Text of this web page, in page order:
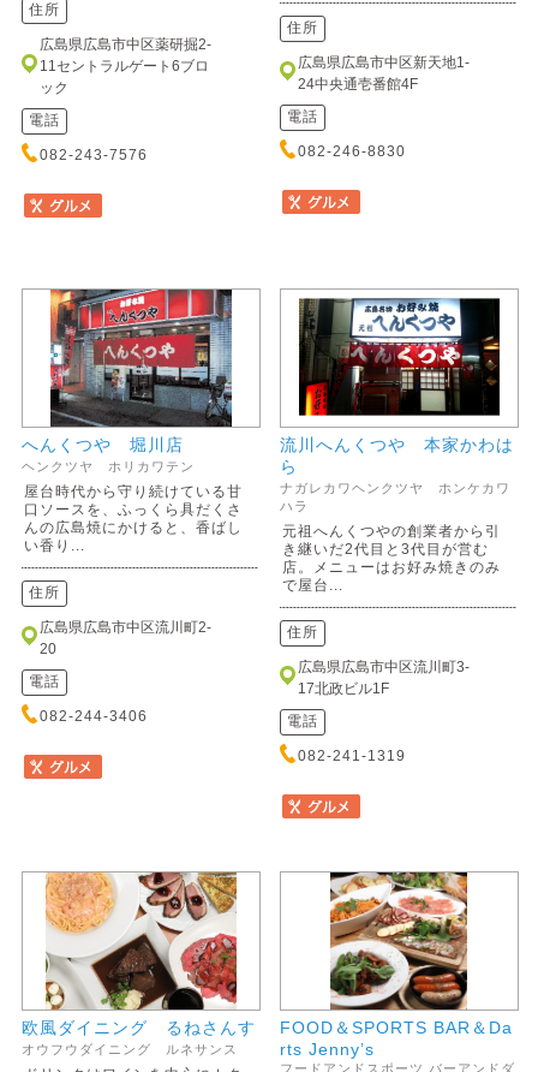
住所
広島県広島市中区薬研掘2-
11セントラルゲート6ブロ
ック
電話
082-243-7576
住所
広島県広島市中区新天地1-
24中央通壱番館4F
電話
082-246-8830
へんくつや 堀川店
ヘンクツヤ ホリカワテン
屋台時代から守り続けている甘
口ソースを、ふっくら具だくさ
んの広島焼にかけると、香ばし
い香り...
住所
広島県広島市中区流川町2-
20
電話
082-244-3406
流川へんくつや 本家かわは
ら
ナガレカワヘンクツヤ ホンケカワ
ハラ
元祖へんくつやの創業者から引
き継いだ2代目と3代目が営む
店。メニューはお好み焼きのみ
で屋台...
住所
広島県広島市中区流川町3-
17北政ビル1F
電話
082-241-1319
欧風ダイニング るねさんす
オウフウダイニング ルネサンス
FOOD＆SPORTS BAR＆Da
rts Jenny’s
フードアンドスポーツ バーアンドダ